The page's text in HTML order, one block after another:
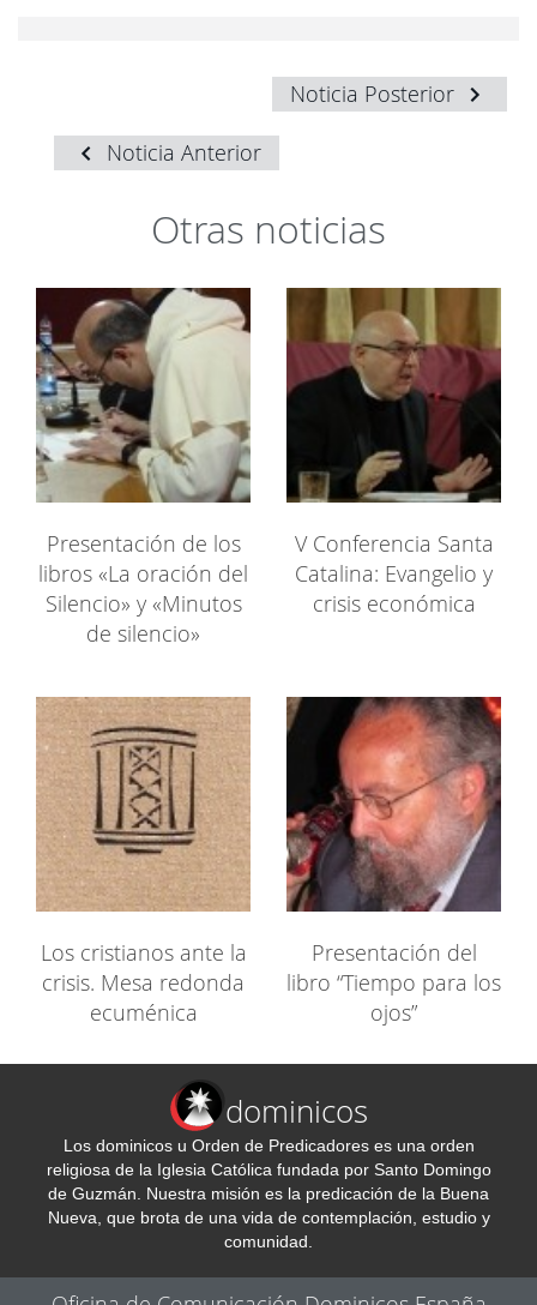
Noticia Posterior
Noticia Anterior
Otras noticias
Presentación de los
libros «La oración del
Silencio» y «Minutos
de silencio»
V Conferencia Santa
Catalina: Evangelio y
crisis económica
Los cristianos ante la
crisis. Mesa redonda
ecuménica
Presentación del
libro “Tiempo para los
ojos”
dominicos
Los dominicos u Orden de Predicadores es una orden
religiosa de la Iglesia Católica fundada por Santo Domingo
de Guzmán. Nuestra misión es la predicación de la Buena
Nueva, que brota de una vida de contemplación, estudio y
comunidad.